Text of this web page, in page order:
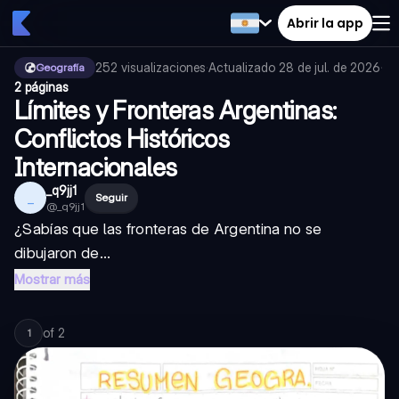
Abrir la app
Geografía 252 visualizaciones·Actualizado 28 de jul. de 2026·
2 páginas
Límites y Fronteras Argentinas:
Conflictos Históricos
Internacionales
_q9jj1
@ _q9jj1
Seguir
¿Sabías que las fronteras de Argentina no se
dibujaron de...
Mostrar más
1 of 2